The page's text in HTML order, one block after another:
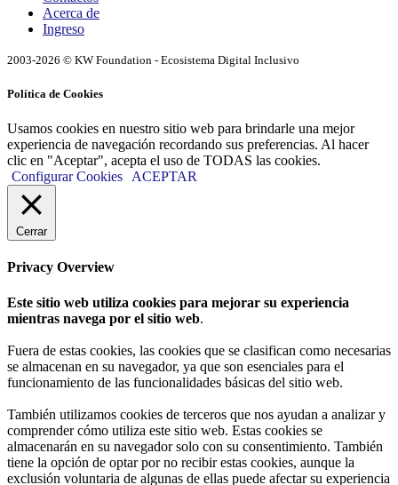
Acerca de
Ingreso
2003-2026 © KW Foundation - Ecosistema Digital Inclusivo
Política de Cookies
Usamos cookies en nuestro sitio web para brindarle una mejor
experiencia de navegación recordando sus preferencias. Al hacer
clic en "Aceptar", acepta el uso de TODAS las cookies.
Configurar Cookies
ACEPTAR
Cerrar
Privacy Overview
Este sitio web utiliza cookies para mejorar su experiencia
mientras navega por el sitio web.
Fuera de estas cookies, las cookies que se clasifican como necesarias
se almacenan en su navegador, ya que son esenciales para el
funcionamiento de las funcionalidades básicas del sitio web.
También utilizamos cookies de terceros que nos ayudan a analizar y
comprender cómo utiliza este sitio web. Estas cookies se
almacenarán en su navegador solo con su consentimiento. También
tiene la opción de optar por no recibir estas cookies, aunque la
exclusión voluntaria de algunas de ellas puede afectar su experiencia